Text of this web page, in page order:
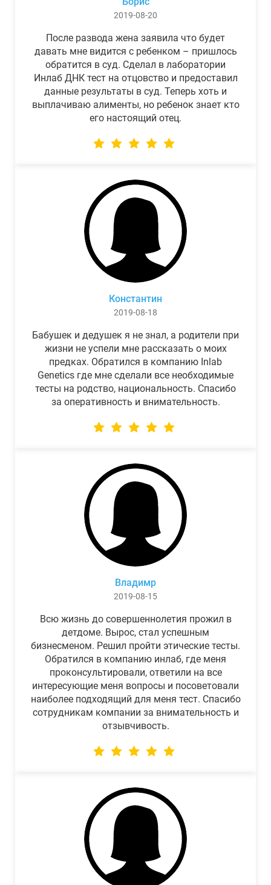
2019-08-20
После развода жена заявила что будет
давать мне видится с ребенком – пришлось
обратится в суд. Сделал в лаборатории
Инлаб ДНК тест на отцовство и предоставил
данные результаты в суд. Теперь хоть и
выплачиваю алименты, но ребенок знает кто
его настоящий отец.
Константин
2019-08-18
Бабушек и дедушек я не знал, а родители при
жизни не успели мне рассказать о моих
предках. Обратился в компанию Inlab
Genetics где мне сделали все необходимые
тесты на родство, национальность. Спасибо
за оперативность и внимательность.
Владимр
2019-08-15
Всю жизнь до совершеннолетия прожил в
детдоме. Вырос, стал успешным
бизнесменом. Решил пройти этические тесты.
Обратился в компанию инлаб, где меня
проконсультировали, ответили на все
интересующие меня вопросы и посоветовали
наиболее подходящий для меня тест. Спасибо
сотрудникам компании за внимательность и
отзывчивость.